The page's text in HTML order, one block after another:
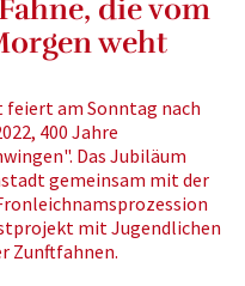
die vom
weht
feiert am Sonntag nach
400 Jahre
Das Jubiläum
gemeinsam mit der
mit Jugendlichen
Zunftfahnen.